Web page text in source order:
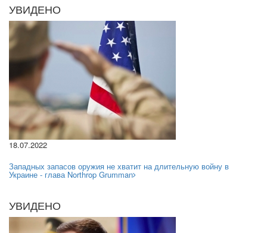
УВИДЕНО
18.07.2022
Западных запасов оружия не хватит на длительную войну в
Украине - глава Northrop Grumman
УВИДЕНО